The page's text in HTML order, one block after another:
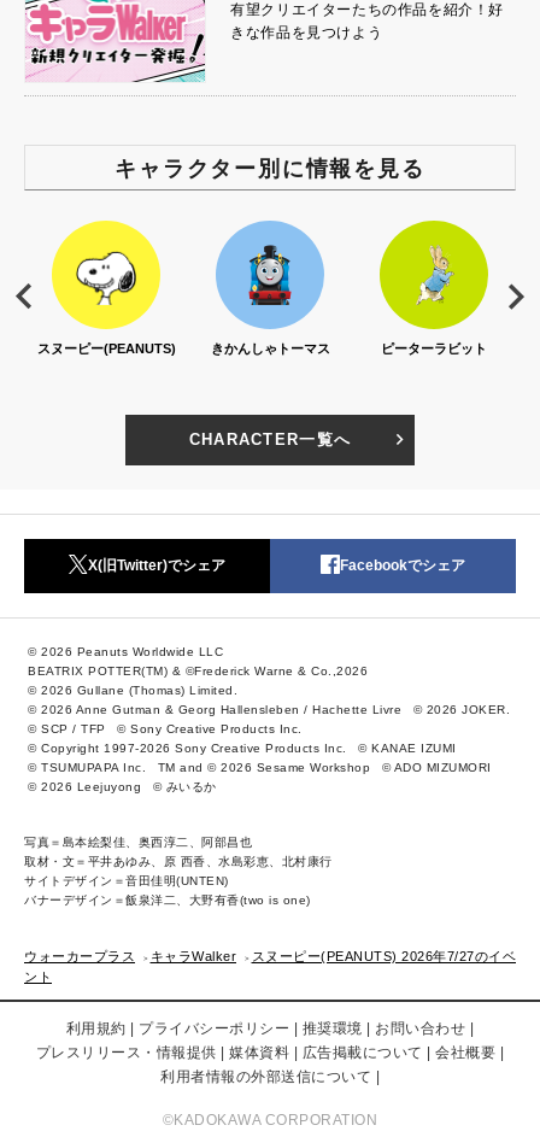
有望クリエイターたちの作品を紹介！好
きな作品を見つけよう
キャラクター別に情報を見る
スヌーピー(PEANUTS) きかんしゃトーマス ピーターラビット
CHARACTER一覧へ
X(旧Twitter)でシェア Facebookでシェア
© 2026 Peanuts Worldwide LLC
BEATRIX POTTER(TM) & ©Frederick Warne & Co.,2026
© 2026 Gullane (Thomas) Limited.
© 2026 Anne Gutman & Georg Hallensleben / Hachette Livre
© 2026 JOKER.
© SCP / TFP
© Sony Creative Products Inc.
© Copyright 1997-2026 Sony Creative Products Inc.
© KANAE IZUMI
© TSUMUPAPA Inc.
TM and © 2026 Sesame Workshop
© ADO MIZUMORI
© 2026 Leejuyong
© みいるか
写真＝島本絵梨佳、奥西淳二、阿部昌也
取材・文＝平井あゆみ、原 西香、水島彩恵、北村康行
サイトデザイン＝音田佳明(UNTEN)
バナーデザイン＝飯泉洋二、大野有香(two is one)
ウォーカープラス キャラWalker
スヌーピー(PEANUTS) 2026年7/27のイベ
ント
利用規約 プライバシーポリシー 推奨環境
お問い合わせ
プレスリリース・情報提供
媒体資料 広告掲載について
会社概要
利用者情報の外部送信について
©KADOKAWA CORPORATION